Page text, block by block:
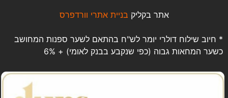
אתר בקליק בניית אתרי וורדפרס
* חיוב שילוח דולרי יומר לש"ח בהתאם לשער ספנות המחושב
כשער המחאות גבוה (כפי שנקבע בבנק לאומי) + 6%